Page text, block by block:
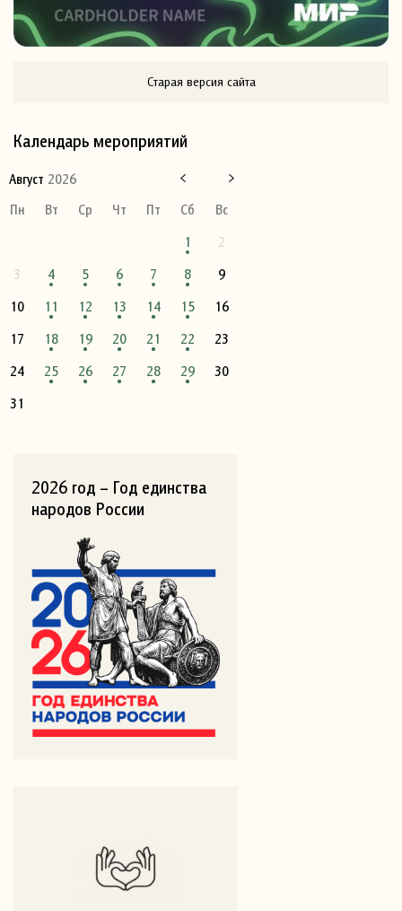
Старая версия сайта
Календарь мероприятий
Август 2026
Пн
Вт Ср Чт Пт Сб
Вс
1
2
3
4 5 6 7 8
9
10
11 12 13 14 15
16
17
18 19 20 21 22
23
24
25 26 27 28 29
30
31
2026 год – Год единства
народов России